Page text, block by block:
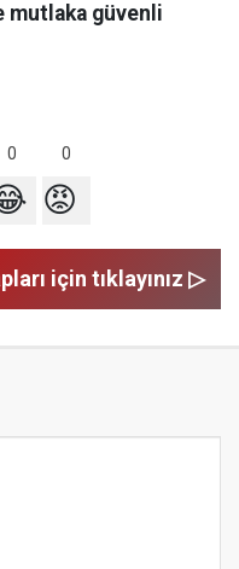
güvenli
0 0
😡
için tıklayınız ▷